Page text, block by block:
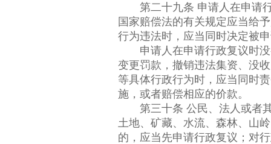
第二十九条 申请人在申请行
国家赔偿法的有关规定应当给
行为违法时，应当同时决定被
申请人在申请行政复议时没
变更罚款，撤销违法集资、没
等具体行政行为时，应当同时
施，或者赔偿相应的价款。
第三十条 公民、法人或者其
土地、矿藏、水流、森林、山
的，应当先申请行政复议；对